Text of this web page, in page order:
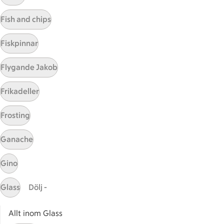
Sidfot
Start
Få snabbt svar
Prenumerera
Fish and chips
Fiskpinnar
Flygande Jakob
Frikadeller
Frosting
Ganache
Gino
Glass Dölj -
Allt inom Glass